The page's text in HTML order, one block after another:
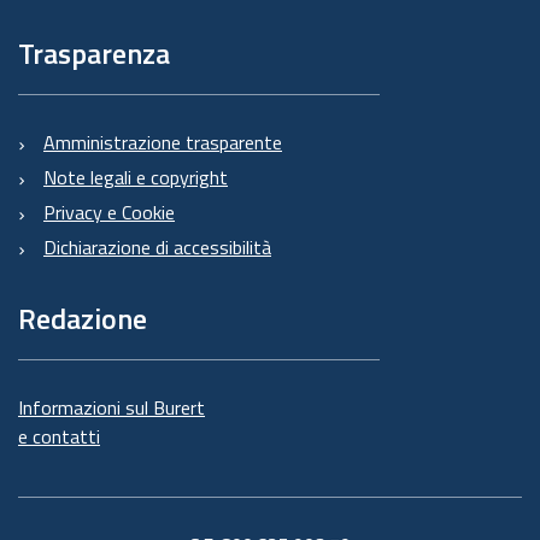
Trasparenza
Amministrazione trasparente
Note legali e copyright
Privacy e Cookie
Dichiarazione di accessibilità
Redazione
Informazioni sul Burert
e contatti